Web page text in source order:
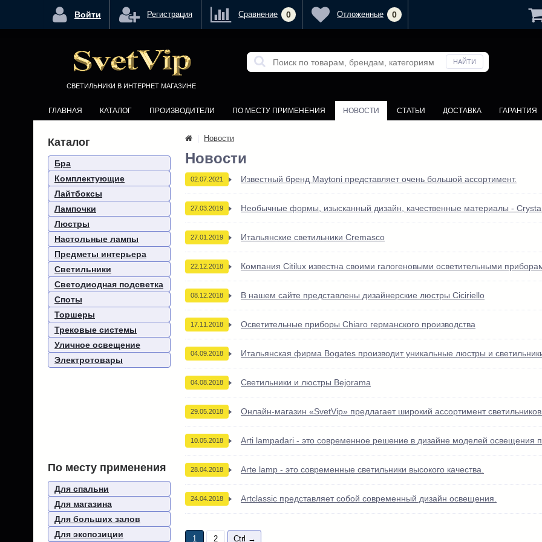
СВЕТИЛЬНИКИ В ИНТЕРНЕТ МАГАЗИНЕ
ГЛАВНАЯ КАТАЛОГ ПРОИЗВОДИТЕЛИ ПО МЕСТУ ПРИМЕНЕНИЯ НОВОСТИ СТАТЬИ ДОСТАВКА ГАРАНТИЯ
Каталог
Бра
Комплектующие
Лайтбоксы
Лампочки
Люстры
Настольные лампы
Предметы интерьера
Светильники
Светодиодная подсветка
Споты
Торшеры
Трековые системы
Уличное освещение
Электротовары
По месту применения
Для спальни
Для магазина
Для больших залов
Для экспозиции
Новости
Новости
02.07.2021 Известный бренд Maytoni представляет очень большой ассортимент.
27.03.2019 Необычные формы, изысканный дизайн, качественные материалы -
27.01.2019 Итальянские светильники Cremasco
22.12.2018 Компания Citilux известна своими галогеновыми осветительными
08.12.2018 В нашем сайте представлены дизайнерские люстры Ciciriello
17.11.2018 Осветительные приборы Chiaro германского производства
04.09.2018 Итальянская фирма Bogates производит уникальные люстры и
04.08.2018 Светильники и люстры Bejorama
29.05.2018 Онлайн-магазин «SvetVip» предлагает широкий ассортимент
10.05.2018 Arti lampadari - это современное решение в дизайне моделей освещения
28.04.2018 Arte lamp - это современные светильники высокого качества.
24.04.2018 Artclassic представляет собой современный дизайн освещения.
1 2 Ctrl →
Войти Регистрация Сравнение 0 Отложенные 0